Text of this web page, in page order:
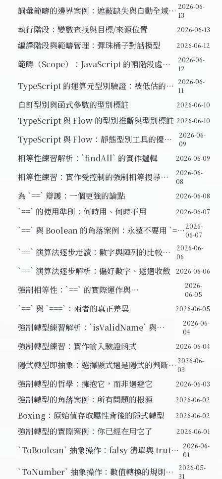
詞彙範疇的邊界案例：遮蔽缺失與自動全域變 2026-06-
13
執行階段：變數查找與目標/來源位置 2026-06-13
編譯階段與範疇管理：彈珠桶子對話模型 2026-06-12
範疇（Scope）：JavaScript 的兩階段處理
2026-06-
12
TypeScript 的運算元型別驗證：被低估的功 2026-06-
11
自訂型別與函式參數的型別標註 2026-06-10
TypeScript 與 Flow 的型別推斷與型別標註 2026-06-10
TypeScript 與 Flow：靜態型別工具的優點
2026-06-
09
相等性練習解析：`findAll` 的實作邏輯 2026-06-09
相等性練習：實作受控制的強制相等搜尋函
2026-06-
08
為 `==` 辯護：一個更強的論點 2026-06-08
`==` 的使用準則：何時用、何時不用 2026-06-07
`==` 與 Boolean 的角落案例：永遠不要用 `== 2026-
06-07
`==` 演算法逐步走讀：數字與陣列的比較案
2026-06-
06
`==` 演算法逐步解析：偏好數字、遞迴收斂 2026-06-06
強制相等性：`==` 的實際運作與
2026-
06-05
`==` 與 `===`：兩者的真正差異 2026-06-05
強制轉型練習解析：`isValidName` 與
2026-06-
04
強制轉型練習：實作輸入驗證函式 2026-06-04
隱式轉型即抽象：選擇顯式還是隱式的判斷框 2026-06-
03
強制轉型的哲學：擁抱它，而非迴避它 2026-06-03
強制轉型的角落案例：所有問題的根源 2026-06-02
Boxing：原始值存取屬性背後的隱式轉型 2026-06-02
強制轉型的實際案例：你已經在用它了 2026-06-01
`ToBoolean` 抽象操作：falsy 清單與 truthy 2026-06-
01
`ToNumber` 抽象操作：數值轉換的規則與
2026-05-
31